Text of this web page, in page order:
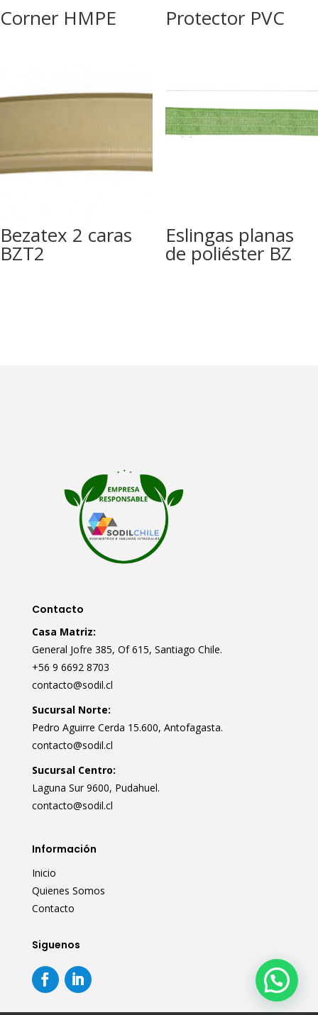
Corner HMPE Protector PVC
Bezatex 2 caras
BZT2
Eslingas planas
de poliéster BZ
Contacto
Casa Matriz:
General Jofre 385, Of 615, Santiago Chile.
+56 9 6692 8703
contacto@sodil.cl
Sucursal Norte:
Pedro Aguirre Cerda 15.600, Antofagasta.
contacto@sodil.cl
Sucursal Centro:
Laguna Sur 9600, Pudahuel.
contacto@sodil.cl
Información
Inicio
Quienes Somos
Contacto
Siguenos